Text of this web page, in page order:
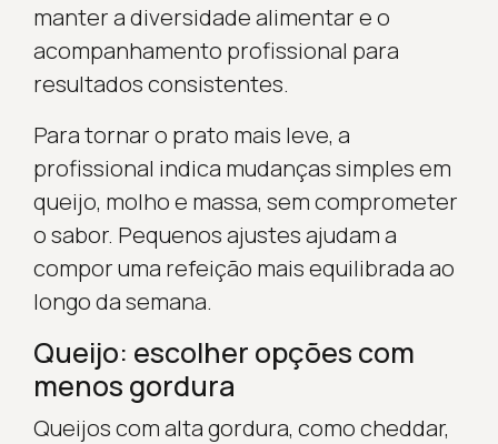
manter a diversidade alimentar e o
acompanhamento profissional para
resultados consistentes.
Para tornar o prato mais leve, a
profissional indica mudanças simples em
queijo, molho e massa, sem comprometer
o sabor. Pequenos ajustes ajudam a
compor uma refeição mais equilibrada ao
longo da semana.
Queijo: escolher opções com
menos gordura
Queijos com alta gordura, como cheddar,